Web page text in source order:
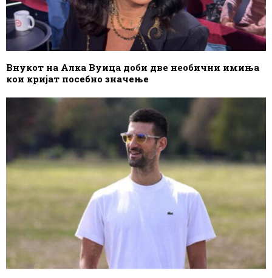
Внукот на Алка Вуица доби две необични имиња
кои кријат посебно значење